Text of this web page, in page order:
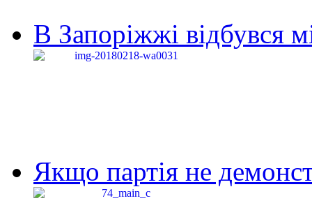
В Запоріжжі відбувся
Якщо партія не